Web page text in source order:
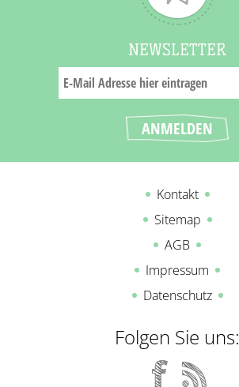
NEWSLETTER
Kontakt
Sitemap
AGB
Impressum
Datenschutz
Folgen Sie uns: